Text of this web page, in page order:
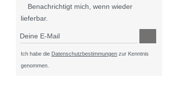
Benachrichtigt mich, wenn wieder
lieferbar.
Deine E-Mail
Ich habe die Datenschutzbestimmungen zur Kenntnis
genommen.